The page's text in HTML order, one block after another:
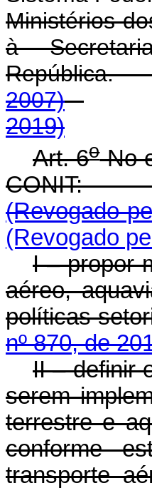
Ministérios
à
2007)
2019)
Art. 6oNo
(Revogado
(Revogado
I – propor
aéreo,
políticas
nº 870, de
II – definir
serem
terrestre e
conforme
transporte